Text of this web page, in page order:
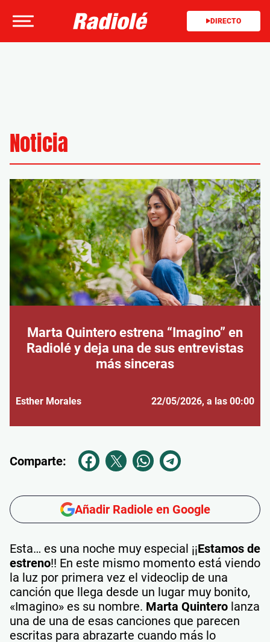
DIRECTO
Noticia
Marta Quintero estrena “Imagino” en
Radiolé y deja una de sus entrevistas
más sinceras
Esther Morales 22/05/2026, a las 00:00
Comparte:
Añadir Radiole en Google
Esta… es una noche muy especial ¡¡Estamos de
estreno!! En este mismo momento está viendo
la luz por primera vez el videoclip de una
canción que llega desde un lugar muy bonito,
«Imagino» es su nombre. Marta Quintero lanza
una de una de esas canciones que parecen
escritas para abrazarte cuando más lo